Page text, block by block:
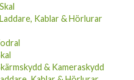
Kablar & Hörlurar
& Kameraskydd